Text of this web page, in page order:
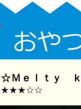
☆Ｍｅｌｔｙ ｋ
★★★☆☆